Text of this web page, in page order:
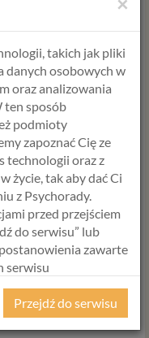
napisać dzisiaj, przed
dużo radości, a Wy
prezentów :)
na obdarowywanie
komuś dorosłemu
jaki, a chcesz coś
Cikarty podarunkowe
25 zł,50 złoraz100 zł
takich jak pliki
danych osobowych w
oraz analizowania
ten sposób
podmioty
zapoznać Cię ze
technologii oraz z
życie, tak aby dać Ci
z Psychorady.
przed przejściem
do serwisu” lub
zawarte
serwisu
Przejdź do serwisu